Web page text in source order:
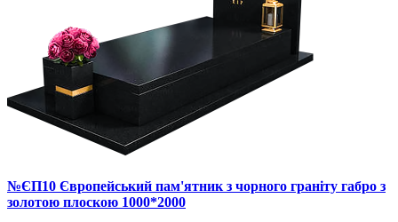
№ЄП10 Європейський пам'ятник з чорного граніту габро з
золотою плоскою 1000*2000